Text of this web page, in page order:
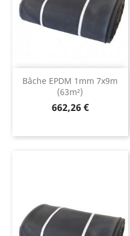
Bâche EPDM 1mm 7x9m
(63m²)
Prix
662,26 €